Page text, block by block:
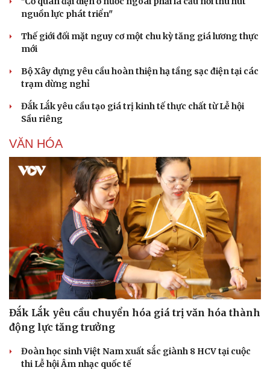
nguồn lực phát triển"
Thế giới đối mặt nguy cơ một chu kỳ tăng giá lương thực
mới
Bộ Xây dựng yêu cầu hoàn thiện hạ tầng sạc điện tại các
trạm dừng nghỉ
Đắk Lắk yêu cầu tạo giá trị kinh tế thực chất từ Lễ hội
Sầu riêng
VĂN HÓA
Đắk Lắk yêu cầu chuyển hóa giá trị văn hóa thành
động lực tăng trưởng
Đoàn học sinh Việt Nam xuất sắc giành 8 HCV tại cuộc
thi Lễ hội Âm nhạc quốc tế